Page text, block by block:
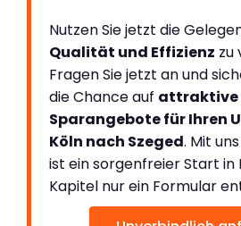
Nutzen Sie jetzt die
Qualität und Effizienz zu
Fragen Sie jetzt an und
die Chance auf attraktive
Sparangebote für Ihren
Köln nach Szeged. Mit
ist ein sorgenfreier Start in
Kapitel nur ein Formular